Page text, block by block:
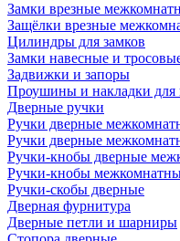
Замки врезные
Защёлки врезные
Цилиндры для замков
Замки навесные и
Задвижки и запоры
Проушины и накладки для
Дверные ручки
Ручки дверные
Ручки дверные
Ручки-кнобы дверные
Ручки-кнобы
Ручки-скобы дверные
Дверная фурнитура
Дверные петли и шарниры